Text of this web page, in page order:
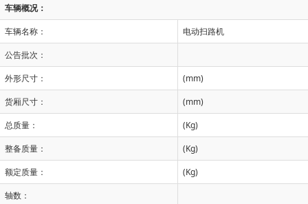
车辆概况：
车辆名称：
电动扫路机
公告批次：
外形尺寸：
(mm)
货厢尺寸：
(mm)
总质量：
(Kg)
整备质量：
(Kg)
额定质量：
(Kg)
轴数：